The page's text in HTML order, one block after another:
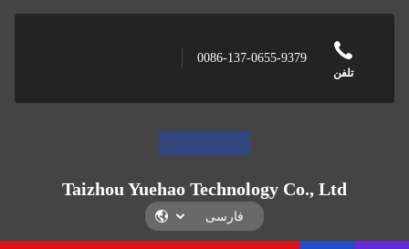
تلفن
0086-137-0655-9379
Taizhou Yuehao Technology Co., Ltd